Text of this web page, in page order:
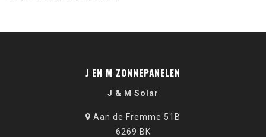
J EN M ZONNEPANELEN
J & M Solar
Aan de Fremme 51B
6269 BK